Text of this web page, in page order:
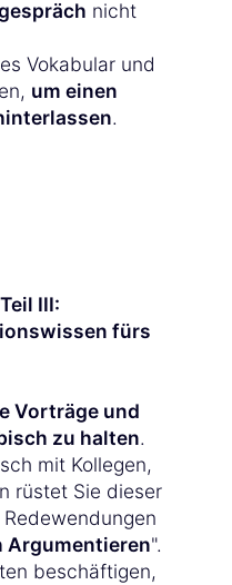
nicht
Vokabular und
um einen
.
III:
fürs
Vorträge und
zu halten.
mit Kollegen,
rüstet Sie dieser
".
beschäftigen,